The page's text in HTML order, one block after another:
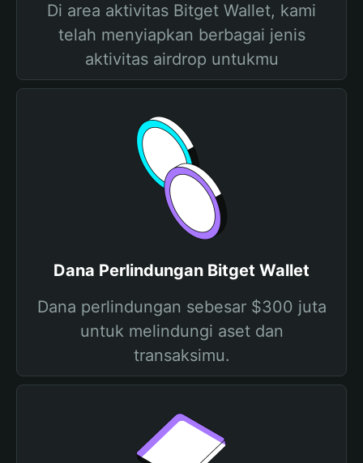
Di area aktivitas Bitget Wallet, kami
telah menyiapkan berbagai jenis
aktivitas airdrop untukmu
Dana Perlindungan Bitget Wallet
Dana perlindungan sebesar $300 juta
untuk melindungi aset dan
transaksimu.